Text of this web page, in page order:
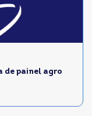
de painel agro